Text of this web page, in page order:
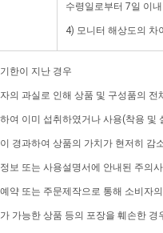
수령일로부터 7일 이
4) 모니터 해상도의 차
한이 지난 경우
의 과실로 인해 상품 및 구성품의
여 이미 섭취하였거나 사용(착용 및
경과하여 상품의 가치가 현저히 감
보 또는 사용설명서에 안내된 주의
약 또는 주문제작으로 통해 소비자
가능한 상품 등의 포장을 훼손한 경